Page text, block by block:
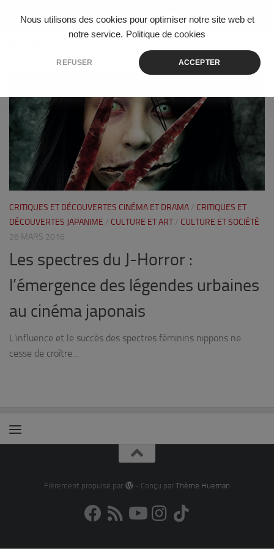
Nous utilisons des cookies pour optimiser notre site web et
notre service. Politique de cookies
REFUSER ACCEPTER
Skip to content
CRITIQUES ET DÉCOUVERTES CINÉMA ET DRAMA / CRITIQUES ET
DÉCOUVERTES JAPANIME / CULTURE ET ART / CULTURE ET SOCIÉTÉ
28 MARS 2016
Les spectres du J-Horror :
l’émergence des légendes urbaines
au cinéma japonais
L’influence et le succès des spectres féminins nippons ne
cesse de croître…
Fièrement propulsé par - Conçu par Thème Hueman